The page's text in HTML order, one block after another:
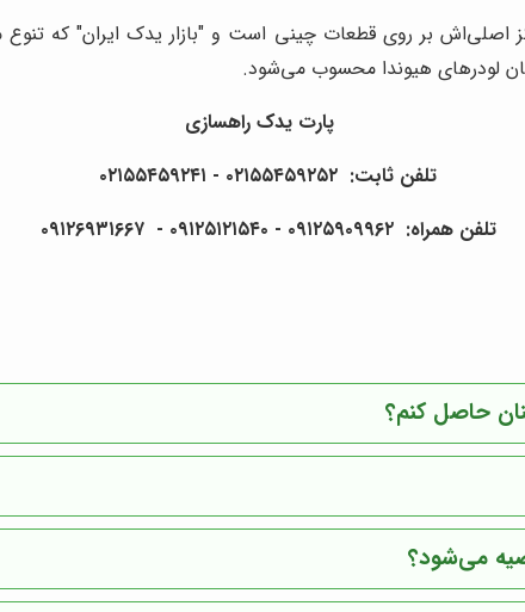
اصلی‌اش بر روی قطعات چینی است و "بازار یدک ایران" که
لودرهای هیوندا محسوب می‌شود.
پارت یدک راهسازی
تلفن ثابت: ۰۲۱۵۵۴۵۹۲۵۲ - ۰۲۱۵۵۴۵۹۲۴۱
تلفن همراه: ۰۹۱۲۵۹۰۹۹۶۲ - ۰۹۱۲۵۱۲۱۵۴۰‌‌‌ - ۰۹۱۲۶۹۳۱۶۶۷
حاصل کنم؟
می‌شود؟